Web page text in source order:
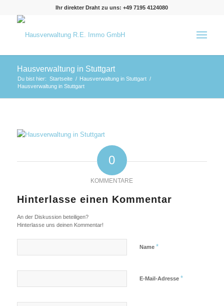
Ihr direkter Draht zu uns: +49 7195 4124080
Hausverwaltung in Stuttgart
Du bist hier: Startseite / Hausverwaltung in Stuttgart /
Hausverwaltung in Stuttgart
0
KOMMENTARE
Hinterlasse einen Kommentar
An der Diskussion beteiligen?
Hinterlasse uns deinen Kommentar!
Name *
E-Mail-Adresse *